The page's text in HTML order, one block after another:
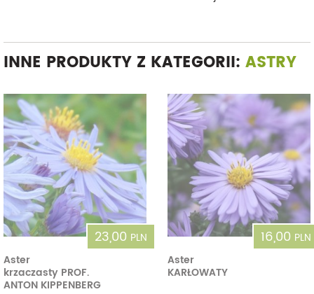
INNE PRODUKTY Z KATEGORII: ASTRY
23,00 PLN
Aster
krzaczasty PROF.
ANTON KIPPENBERG
16,00 PLN
Aster
KARŁOWATY